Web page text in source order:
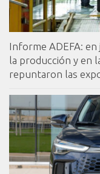
Informe ADEFA:
la producción y en
repuntaron las